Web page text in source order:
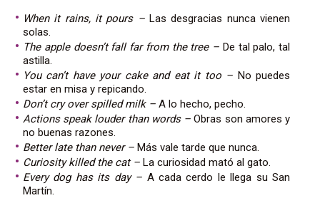
When it rains, it pours – Las desgracias nunca vienen
solas.
The apple doesn’t fall far from the tree – De tal palo, tal
astilla.
You can’t have your cake and eat it too – No puedes
estar en misa y repicando.
Don’t cry over spilled milk – A lo hecho, pecho.
Actions speak louder than words – Obras son amores y
no buenas razones.
Better late than never – Más vale tarde que nunca.
Curiosity killed the cat – La curiosidad mató al gato.
Every dog has its day – A cada cerdo le llega su San
Martín.